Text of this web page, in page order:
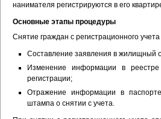
нанимателя регистрируются в его
Основные этапы процедуры
Снятие граждан с регистрационного
Составление заявления в жилищный
Изменение информации в
регистрации;
Отражение информации в
штампа о снятии с учета.